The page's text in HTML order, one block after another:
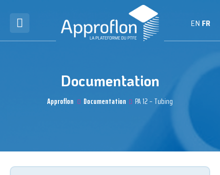
EN FR
Documentation
Approflon Documentation PA 12 – Tubing